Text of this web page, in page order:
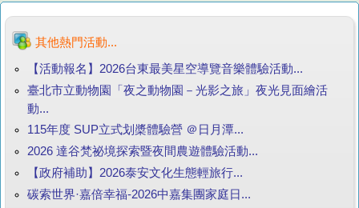
其他熱門活動...
【活動報名】2026台東最美星空導覽音樂體驗活動...
臺北市立動物園「夜之動物園－光影之旅」夜光見面繪活
動...
115年度 SUP立式划槳體驗營 ＠日月潭...
2026 達谷梵祕境探索暨夜間農遊體驗活動...
【政府補助】2026泰安文化生態輕旅行...
碳索世界·嘉倍幸福-2026中嘉集團家庭日...